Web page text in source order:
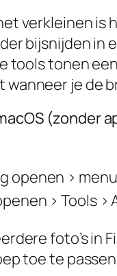
verkleinen is
bijsnijden
tonen
je de
(zonder
openen >
> Tools >
foto’s
toe te